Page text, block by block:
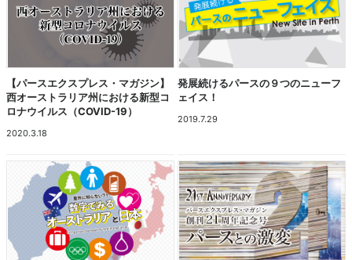
【パースエクスプレス・マガジン】
西オーストラリア州における新型コ
ロナウイルス（COVID-19）
2020.3.18
発展続けるパースの９つのニューフ
ェイス！
2019.7.29